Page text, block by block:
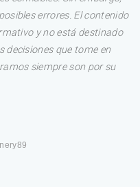
errores. El contenido
y no está destinado
decisiones que tome en
siempre son por su